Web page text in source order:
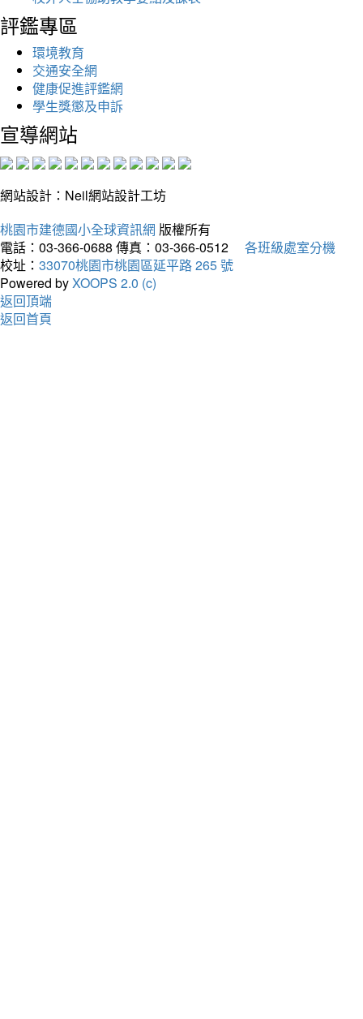
評鑑專區
環境教育
交通安全網
健康促進評鑑網
學生獎懲及申訴
宣導網站
網站設計：Neil網站設計工坊
桃園市建德國小全球資訊網 版權所有
電話：03-366-0688 傳真：03-366-0512
各班級處室分機
校址： 33070桃園市桃園區延平路 265 號
Powered byXOOPS 2.0 (c)
返回頂端
返回首頁